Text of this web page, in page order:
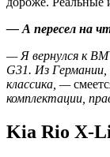
— А пересел на
— Я вернулся к
G31. Из Германии,
классика, —
комплектации,
Kia Rio X-